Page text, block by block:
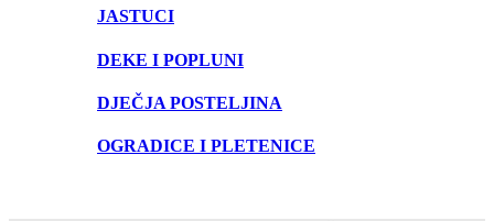
JASTUCI
DEKE I POPLUNI
DJEČJA POSTELJINA
OGRADICE I PLETENICE